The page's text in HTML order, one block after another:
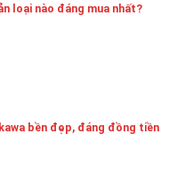
loại nào đáng mua nhất?
bền đẹp, đáng đồng tiền